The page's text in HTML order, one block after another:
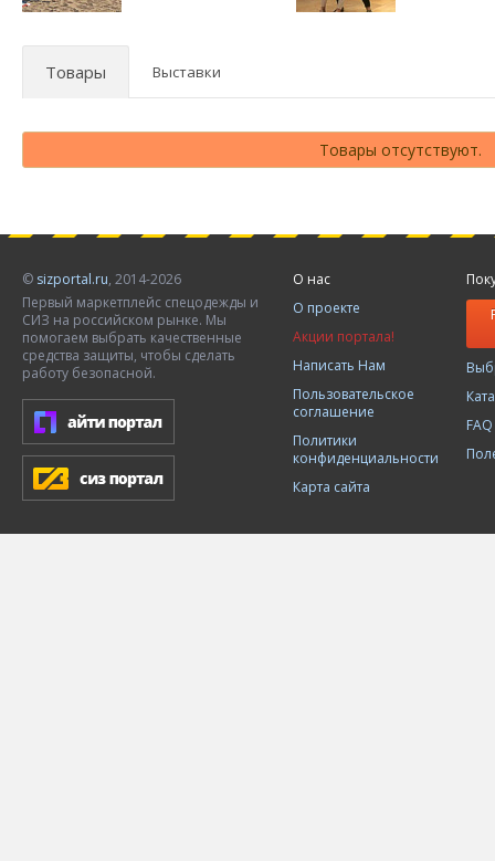
Товары Выставки
Товары отсутствуют.
© sizportal.ru, 2014-2026
Первый маркетплейс спецодежды и
СИЗ на российском рынке. Мы
помогаем выбрать качественные
средства защиты, чтобы сделать
работу безопасной.
О нас
О проекте
Акции портала!
Написать Нам
Пользовательское
соглашение
Политики
конфиденциальности
Карта сайта
FAQ